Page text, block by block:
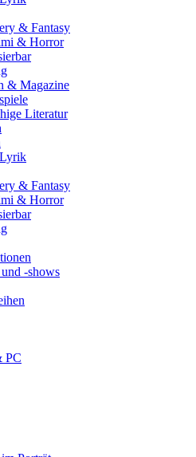
& Fantasy
& Horror
& Magazine
Literatur
& Fantasy
& Horror
-shows
PC